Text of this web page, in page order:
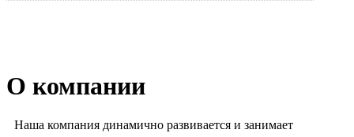
О компании
Наша компания динамично развивается и занимает